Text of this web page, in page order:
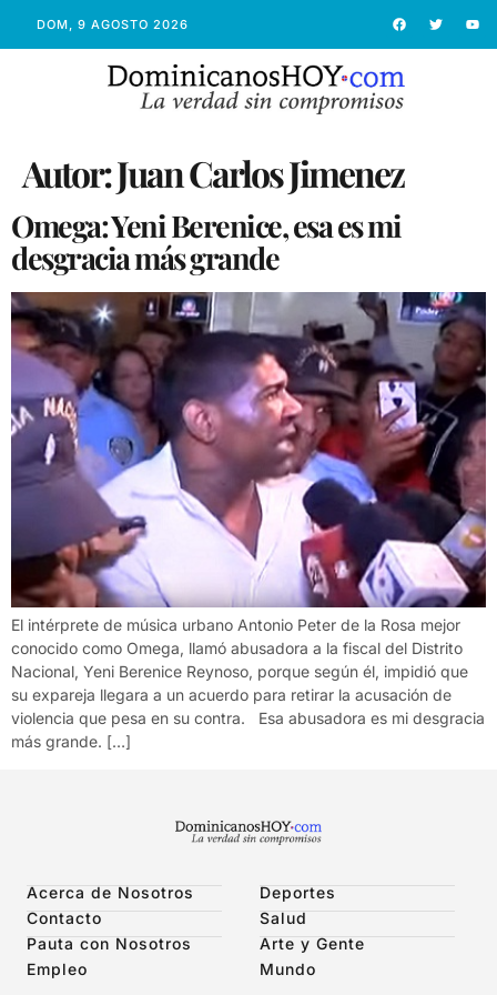
DOM, 9 AGOSTO 2026
Autor:Juan Carlos Jimenez
Omega: Yeni Berenice, esa es mi
desgracia más grande
El intérprete de música urbano Antonio Peter de la Rosa mejor
conocido como Omega, llamó abusadora a la fiscal del Distrito
Nacional, Yeni Berenice Reynoso, porque según él, impidió que
su expareja llegara a un acuerdo para retirar la acusación de
violencia que pesa en su contra. Esa abusadora es mi desgracia
más grande. […]
Acerca de Nosotros
Contacto
Pauta con Nosotros
Empleo
Deportes
Salud
Arte y Gente
Mundo